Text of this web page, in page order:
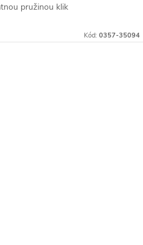
pružinou klik
Kód: 0357-35094